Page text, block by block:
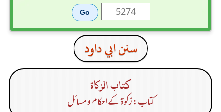
سنن ابي داود
كتاب الزكاة
کتاب: زکوۃ کے احکام و مسائل